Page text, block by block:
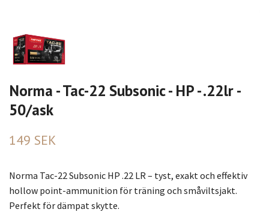
Norma - Tac-22 Subsonic - HP - .22lr -
50/ask
149 SEK
Norma Tac-22 Subsonic HP .22 LR – tyst, exakt och effektiv
hollow point-ammunition för träning och småviltsjakt.
Perfekt för dämpat skytte.